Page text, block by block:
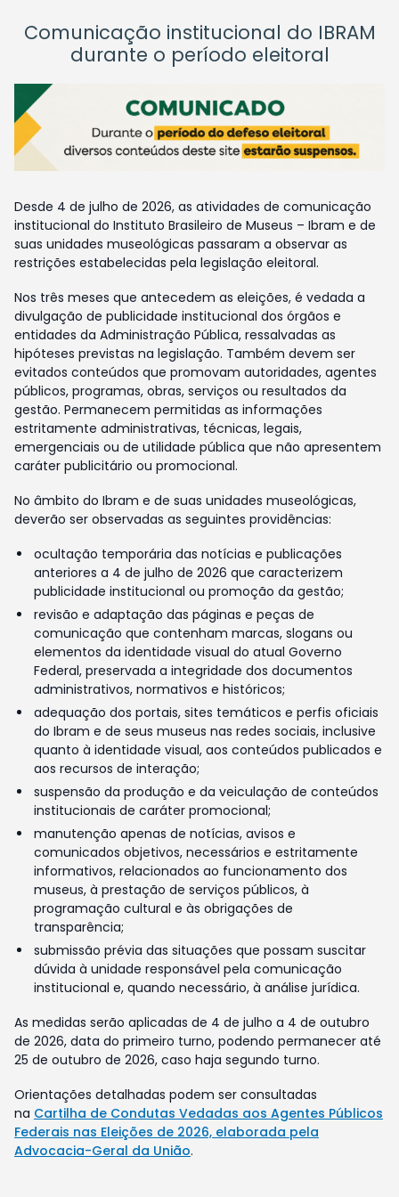
Comunicação institucional do IBRAM
durante o período eleitoral
Desde 4 de julho de 2026, as atividades de comunicação
institucional do Instituto Brasileiro de Museus – Ibram e de
suas unidades museológicas passaram a observar as
restrições estabelecidas pela legislação eleitoral.
Nos três meses que antecedem as eleições, é vedada a
divulgação de publicidade institucional dos órgãos e
entidades da Administração Pública, ressalvadas as
hipóteses previstas na legislação. Também devem ser
evitados conteúdos que promovam autoridades, agentes
públicos, programas, obras, serviços ou resultados da
gestão. Permanecem permitidas as informações
estritamente administrativas, técnicas, legais,
emergenciais ou de utilidade pública que não apresentem
caráter publicitário ou promocional.
No âmbito do Ibram e de suas unidades museológicas,
deverão ser observadas as seguintes providências:
ocultação temporária das notícias e publicações
anteriores a 4 de julho de 2026 que caracterizem
publicidade institucional ou promoção da gestão;
revisão e adaptação das páginas e peças de
comunicação que contenham marcas, slogans ou
elementos da identidade visual do atual Governo
Federal, preservada a integridade dos documentos
administrativos, normativos e históricos;
adequação dos portais, sites temáticos e perfis oficiais
do Ibram e de seus museus nas redes sociais, inclusive
quanto à identidade visual, aos conteúdos publicados e
aos recursos de interação;
suspensão da produção e da veiculação de conteúdos
institucionais de caráter promocional;
manutenção apenas de notícias, avisos e
comunicados objetivos, necessários e estritamente
informativos, relacionados ao funcionamento dos
museus, à prestação de serviços públicos, à
programação cultural e às obrigações de
transparência;
submissão prévia das situações que possam suscitar
dúvida à unidade responsável pela comunicação
institucional e, quando necessário, à análise jurídica.
As medidas serão aplicadas de 4 de julho a 4 de outubro
de 2026, data do primeiro turno, podendo permanecer até
25 de outubro de 2026, caso haja segundo turno.
Orientações detalhadas podem ser consultadas
na Cartilha de Condutas Vedadas aos Agentes Públicos
Federais nas Eleições de 2026, elaborada pela
Advocacia-Geral da União.